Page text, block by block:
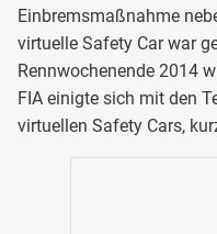
Einbremsmaßnahme
virtuelle Safety Car war
Rennwochenende 2014
FIA einigte sich mit den
virtuellen Safety Cars,